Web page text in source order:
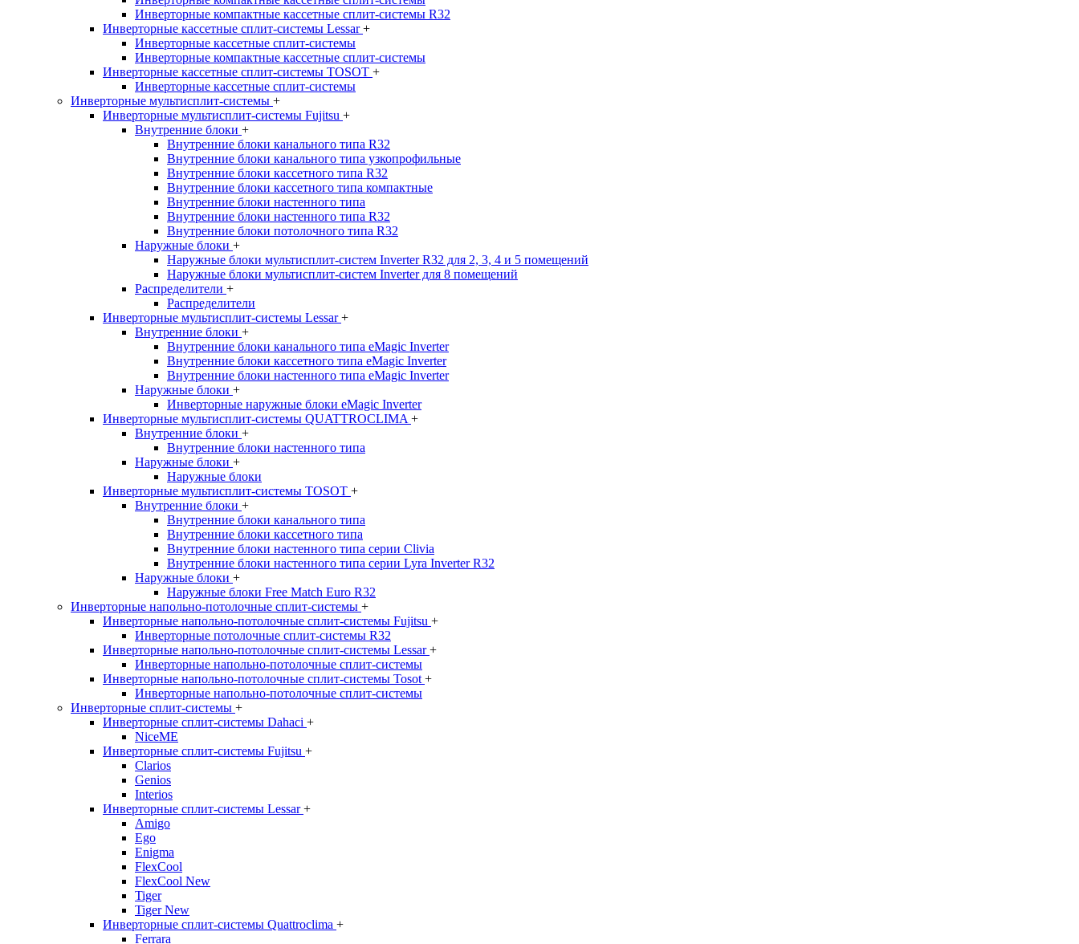
Инверторные компактные кассетные сплит-системы R32
Инверторные кассетные сплит-системы Lessar+
Инверторные кассетные сплит-системы
Инверторные компактные кассетные сплит-системы
Инверторные кассетные сплит-системы TOSOT +
Инверторные кассетные сплит-системы
Инверторные мультисплит-системы +
Инверторные мультисплит-системы Fujitsu +
Внутренние блоки +
Внутренние блоки канального типа R32
Внутренние блоки канального типа узкопрофильные
Внутренние блоки кассетного типа R32
Внутренние блоки кассетного типа компактные
Внутренние блоки настенного типа
Внутренние блоки настенного типа R32
Внутренние блоки потолочного типа R32
Наружные блоки +
Наружные блоки мультисплит-систем Inverter R32 для 2, 3, 4 и 5 помещений
Наружные блоки мультисплит-систем Inverter для 8 помещений
Распределители +
Распределители
Инверторные мультисплит-системы Lessar+
Внутренние блоки +
Внутренние блоки канального типа eMagic Inverter
Внутренние блоки кассетного типа eMagic Inverter
Внутренние блоки настенного типа eMagic Inverter
Наружные блоки +
Инверторные наружные блоки eMagic Inverter
Инверторные мультисплит-системы QUATTROCLIMA +
Внутренние блоки +
Внутренние блоки настенного типа
Наружные блоки +
Наружные блоки
Инверторные мультисплит-системы TOSOT +
Внутренние блоки +
Внутренние блоки канального типа
Внутренние блоки кассетного типа
Внутренние блоки настенного типа серии Clivia
Внутренние блоки настенного типа серии Lyra Inverter R32
Наружные блоки +
Наружные блоки Free Match Euro R32
Инверторные напольно-потолочные сплит-системы +
Инверторные напольно-потолочные сплит-системы Fujitsu +
Инверторные потолочные сплит-системы R32
Инверторные напольно-потолочные сплит-системы Lessar+
Инверторные напольно-потолочные сплит-системы
Инверторные напольно-потолочные сплит-системы Tosot +
Инверторные напольно-потолочные сплит-системы
Инверторные сплит-системы +
Инверторные сплит-системы Dahaci +
NiceME
Инверторные сплит-системы Fujitsu +
Clarios
Genios
Interios
Инверторные сплит-системы Lessar+
Amigo
Ego
Enigma
FlexCool
FlexCool New
Tiger
Tiger New
Инверторные сплит-системы Quattroclima +
Ferrara